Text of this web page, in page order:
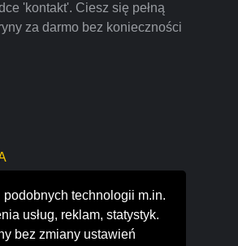
technologii m.in.
usług, reklam, statystyk.
bez zmiany ustawień
'kontakt'. Ciesz się pełną
za darmo bez konieczności
ROSOCHA
webb